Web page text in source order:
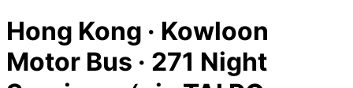
Hong Kong · Kowloon
Motor Bus · 271 Night